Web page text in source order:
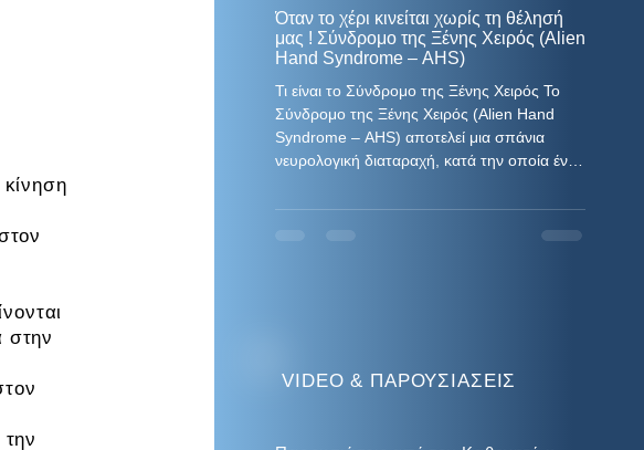
στην
Όταν το χέρι κινείται χωρίς τη θέλησή
μας ! Σύνδρομο της Ξένης Χειρός (Alien
Hand Syndrome – AHS)
Τι είναι το Σύνδρομο της Ξένης Χειρός Το
Σύνδρομο της Ξένης Χειρός (Alien Hand
Syndrome – AHS) αποτελεί μια σπάνια
νευρολογική διαταραχή, κατά την οποία ένα
κινήσεις χωρίς τη συνειδητή πρόθεση του
ατόμου. Ο ασθενής δεν χάνει την ικανότητα
VIDEO & ΠΑΡΟΥΣΙΑΣΕΙΣ